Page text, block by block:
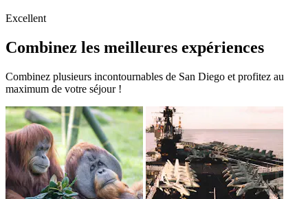
Excellent
Combinez les meilleures expériences
Combinez plusieurs incontournables de San Diego et profitez au
maximum de votre séjour !